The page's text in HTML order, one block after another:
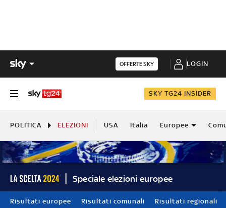
OFFERTE SKY LOGIN
SKY TG24 INSIDER
POLITICA ELEZIONI USA Italia Europee
Speciale elezioni europee
Risultati europee Risultati comunali Risultati regionali